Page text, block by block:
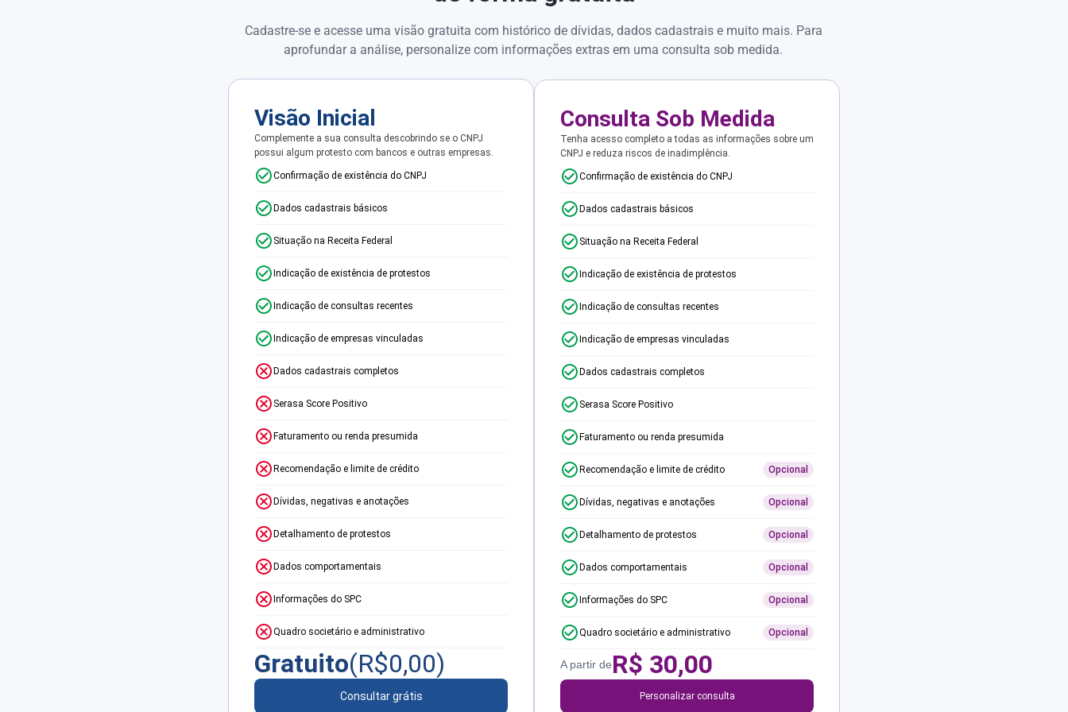
Cadastre-se e acesse uma visão gratuita com histórico de dívidas, dados cadastrais e muito mais. Para
aprofundar a análise, personalize com informações extras em uma consulta sob medida.
Visão Inicial
Complemente a sua consulta descobrindo se o CNPJ
possui algum protesto com bancos e outras empresas.
Confirmação de existência do CNPJ
Dados cadastrais básicos
Situação na Receita Federal
Indicação de existência de protestos
Indicação de consultas recentes
Indicação de empresas vinculadas
Dados cadastrais completos
Serasa Score Positivo
Faturamento ou renda presumida
Recomendação e limite de crédito
Dívidas, negativas e anotações
Detalhamento de protestos
Dados comportamentais
Informações do SPC
Quadro societário e administrativo
Gratuito(R$0,00)
Consultar grátis
Consulta Sob Medida
Tenha acesso completo a todas as informações sobre um
CNPJ e reduza riscos de inadimplência.
Confirmação de existência do CNPJ
Dados cadastrais básicos
Situação na Receita Federal
Indicação de existência de protestos
Indicação de consultas recentes
Indicação de empresas vinculadas
Dados cadastrais completos
Serasa Score Positivo
Faturamento ou renda presumida
Recomendação e limite de crédito Opcional
Dívidas, negativas e anotações Opcional
Detalhamento de protestos Opcional
Dados comportamentais Opcional
Informações do SPC Opcional
Quadro societário e administrativo Opcional
A partir deR$ 30,00
Personalizar consulta